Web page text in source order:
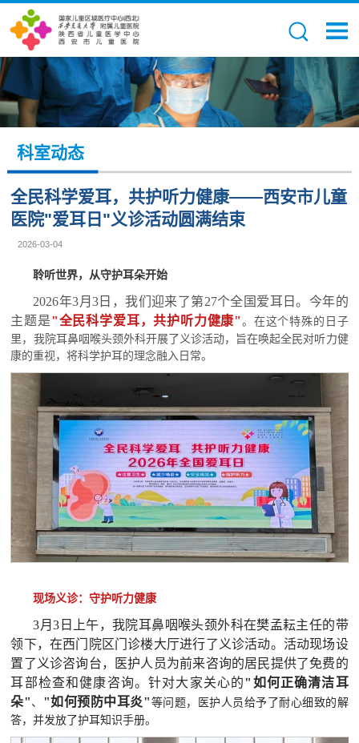
科室动态
全民科学爱耳，共护听力健康——西安市儿童
医院"爱耳日"义诊活动圆满结束
2026-03-04
聆听世界，从守护耳朵开始
2026年3月3日，我们迎来了第27个全国爱耳日。今年的
主题是"全民科学爱耳，共护听力健康" 。在这个特殊的日子
里，我院耳鼻咽喉头颈外科开展了义诊活动，旨在唤起全民对听力健
康的重视，将科学护耳的理念融入日常。
现场义诊：守护听力健康
3月3日上午，我院耳鼻咽喉头颈外科在樊孟耘主任的带
领下，在西门院区门诊楼大厅进行了义诊活动。活动现场设
置了义诊咨询台，医护人员为前来咨询的居民提供了免费的
耳部检查和健康咨询。针对大家关心的"如何正确清洁耳
朵" 、 "如何预防中耳炎" 等问题，医护人员给予了耐心细致的解
答，并发放了护耳知识手册。